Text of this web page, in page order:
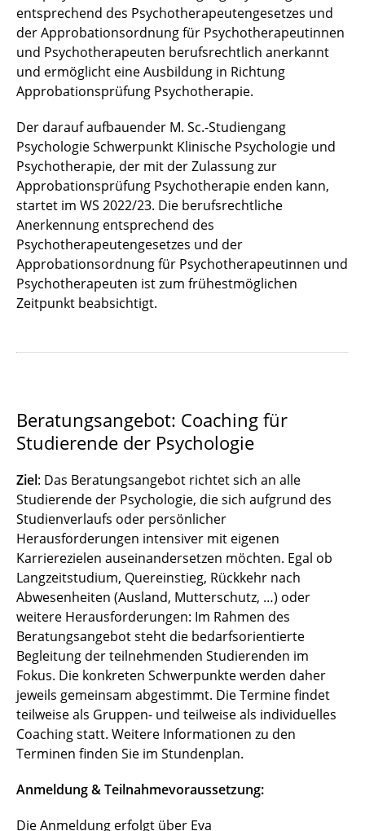
entsprechend des Psychotherapeutengesetzes und
der Approbationsordnung für Psychotherapeutinnen
und Psychotherapeuten berufsrechtlich anerkannt
und ermöglicht eine Ausbildung in Richtung
Approbationsprüfung Psychotherapie.
Der darauf aufbauender M. Sc.-Studiengang
Psychologie Schwerpunkt Klinische Psychologie und
Psychotherapie, der mit der Zulassung zur
Approbationsprüfung Psychotherapie enden kann,
startet im WS 2022/23. Die berufsrechtliche
Anerkennung entsprechend des
Psychotherapeutengesetzes und der
Approbationsordnung für Psychotherapeutinnen und
Psychotherapeuten ist zum frühestmöglichen
Zeitpunkt beabsichtigt.
Beratungsangebot: Coaching für
Studierende der Psychologie
Ziel: Das Beratungsangebot richtet sich an alle
Studierende der Psychologie, die sich aufgrund des
Studienverlaufs oder persönlicher
Herausforderungen intensiver mit eigenen
Karrierezielen auseinandersetzen möchten. Egal ob
Langzeitstudium, Quereinstieg, Rückkehr nach
Abwesenheiten (Ausland, Mutterschutz, …) oder
weitere Herausforderungen: Im Rahmen des
Beratungsangebot steht die bedarfsorientierte
Begleitung der teilnehmenden Studierenden im
Fokus. Die konkreten Schwerpunkte werden daher
jeweils gemeinsam abgestimmt. Die Termine findet
teilweise als Gruppen- und teilweise als individuelles
Coaching statt. Weitere Informationen zu den
Terminen finden Sie im Stundenplan.
Anmeldung & Teilnahmevoraussetzung:
Die Anmeldung erfolgt über Eva